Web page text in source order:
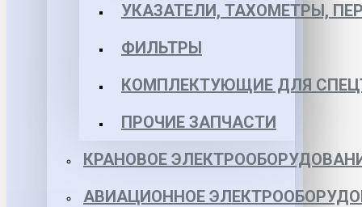
УКАЗАТЕЛИ, ТАХОМЕТРЫ,
ФИЛЬТРЫ
КОМПЛЕКТУЮЩИЕ ДЛЯ
ПРОЧИЕ ЗАПЧАСТИ
КРАНОВОЕ
АВИАЦИОННОЕ